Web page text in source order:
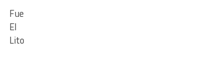
Fuente:
El
Litoral